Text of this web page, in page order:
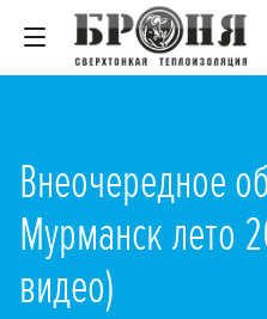
Внеочередное
Мурманск лето
видео)